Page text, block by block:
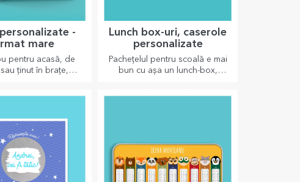
-
mare
pentru acasă, de
ținut în brațe,
Lunch box-uri, caserole
personalizate
Pachețelul pentru scoală e mai
bun cu așa un lunch-box,